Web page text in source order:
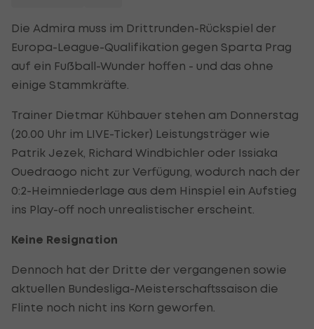
Die Admira muss im Drittrunden-Rückspiel der
Europa-League-Qualifikation gegen Sparta Prag
auf ein Fußball-Wunder hoffen - und das ohne
einige Stammkräfte.
Trainer Dietmar Kühbauer stehen am Donnerstag
(20.00 Uhr im LIVE-Ticker) Leistungsträger wie
Patrik Jezek, Richard Windbichler oder Issiaka
Ouedraogo nicht zur Verfügung, wodurch nach der
0:2-Heimniederlage aus dem Hinspiel ein Aufstieg
ins Play-off noch unrealistischer erscheint.
Keine Resignation
Dennoch hat der Dritte der vergangenen sowie
aktuellen Bundesliga-Meisterschaftssaison die
Flinte noch nicht ins Korn geworfen.